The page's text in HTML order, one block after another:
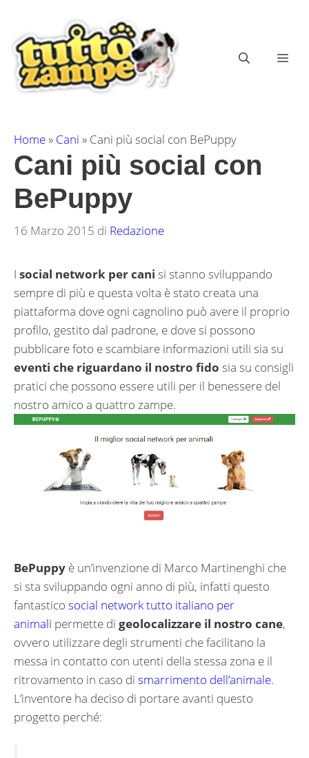
contenuto
Home» Cani » Cani più social con BePuppy
Cani più social con
BePuppy
16 Marzo 2015 di Redazione
I social network per cani si stanno sviluppando
sempre di più e questa volta è stato creata una
piattaforma dove ogni cagnolino può avere il proprio
profilo, gestito dal padrone, e dove si possono
pubblicare foto e scambiare informazioni utili sia su
eventi che riguardano il nostro fido sia su consigli
pratici che possono essere utili per il benessere del
nostro amico a quattro zampe.
BePuppy è un’invenzione di Marco Martinenghi che
si sta sviluppando ogni anno di più, infatti questo
fantastico social network tutto italiano per
animali permette di geolocalizzare il nostro cane,
ovvero utilizzare degli strumenti che facilitano la
messa in contatto con utenti della stessa zona e il
ritrovamento in caso di smarrimento dell’animale.
L’inventore ha deciso di portare avanti questo
progetto perché: